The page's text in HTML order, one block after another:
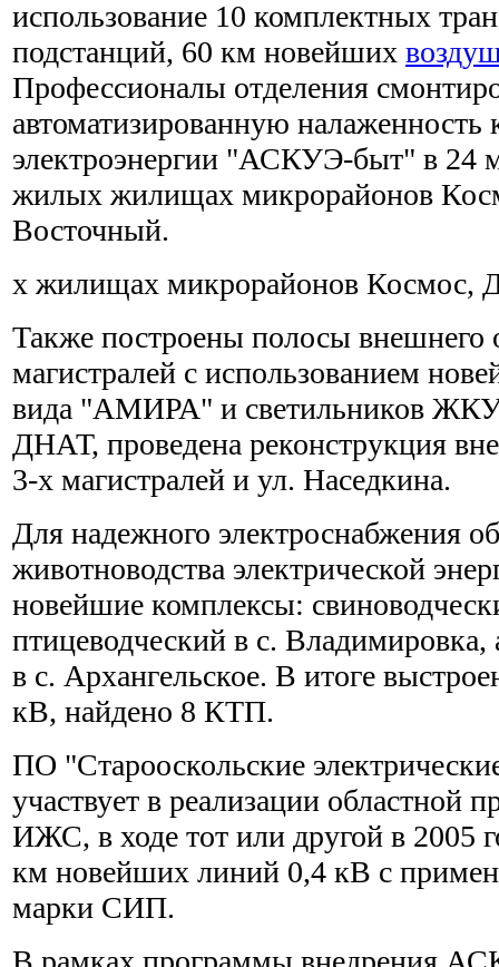
использование 10 комплектных
подстанций, 60 км новейших
Профессионалы отделения
автоматизированную налаженность
электроэнергии "АСКУЭ-быт" в 24
жилых жилищах микрорайонов
Восточный.
х жилищах микрорайонов Космос,
Также построены полосы внешнего
магистралей с использованием
вида "АМИРА" и светильников
ДНАТ, проведена реконструкция
3-х магистралей и ул. Наседкина.
Для надежного электроснабжения
животноводства электрической
новейшие комплексы:
птицеводческий в с.
в с. Архангельское. В итоге
кВ, найдено 8 КТП.
ПО "Старооскольские
участвует в реализации
ИЖС, в ходе тот или другой в 2005
км новейших линий 0,4 кВ с
марки СИП.